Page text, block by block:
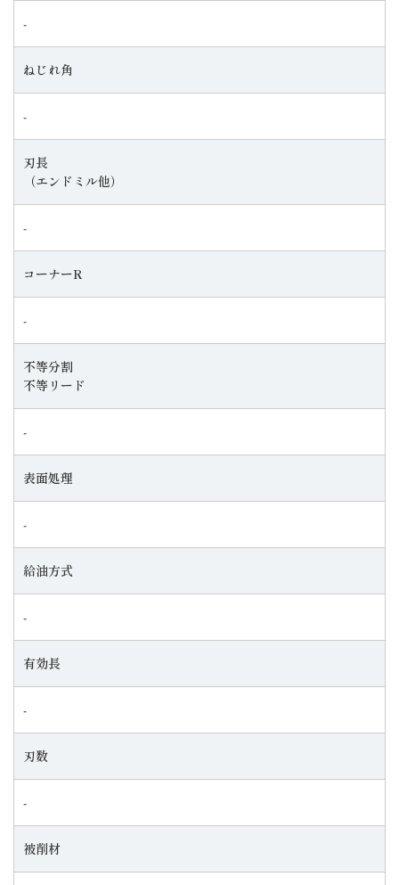
‐
ねじれ角
‐
刃長
（エンドミル他）
‐
コーナーR
‐
不等分割
不等リード
‐
表面処理
‐
給油方式
‐
有効長
‐
刃数
‐
被削材